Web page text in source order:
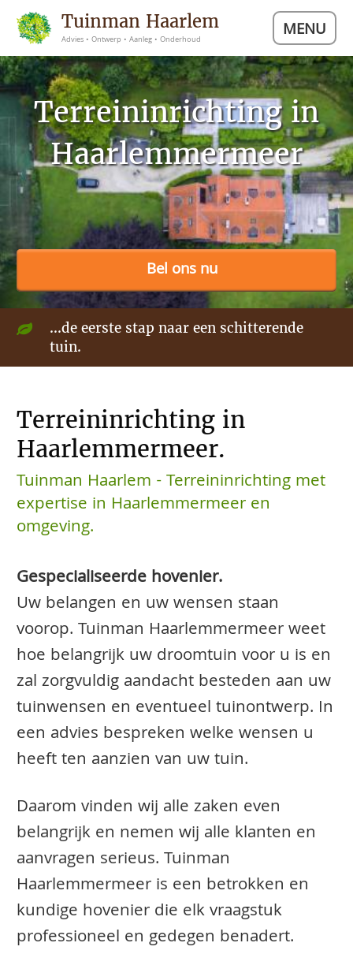
Tuinman Haarlem
Advies • Ontwerp • Aanleg • Onderhoud MENU
Terreininrichting in
Haarlemmermeer
Bel ons nu
...de eerste stap naar een schitterende
tuin.
Terreininrichting in
Haarlemmermeer.
Tuinman Haarlem - Terreininrichting met
expertise in Haarlemmermeer en
omgeving.
Gespecialiseerde hovenier.
Uw belangen en uw wensen staan
voorop. Tuinman Haarlemmermeer weet
hoe belangrijk uw droomtuin voor u is en
zal zorgvuldig aandacht besteden aan uw
tuinwensen en eventueel tuinontwerp. In
een advies bespreken welke wensen u
heeft ten aanzien van uw tuin.
Daarom vinden wij alle zaken even
belangrijk en nemen wij alle klanten en
aanvragen serieus. Tuinman
Haarlemmermeer is een betrokken en
kundige hovenier die elk vraagstuk
professioneel en gedegen benadert.